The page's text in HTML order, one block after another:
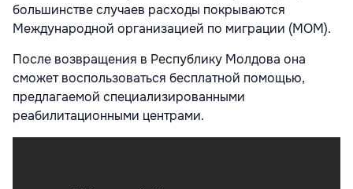
большинстве случаев расходы покрываются
Международной организацией по миграции (МОМ).
После возвращения в Республику Молдова она
сможет воспользоваться бесплатной помощью,
предлагаемой специализированными
реабилитационными центрами.